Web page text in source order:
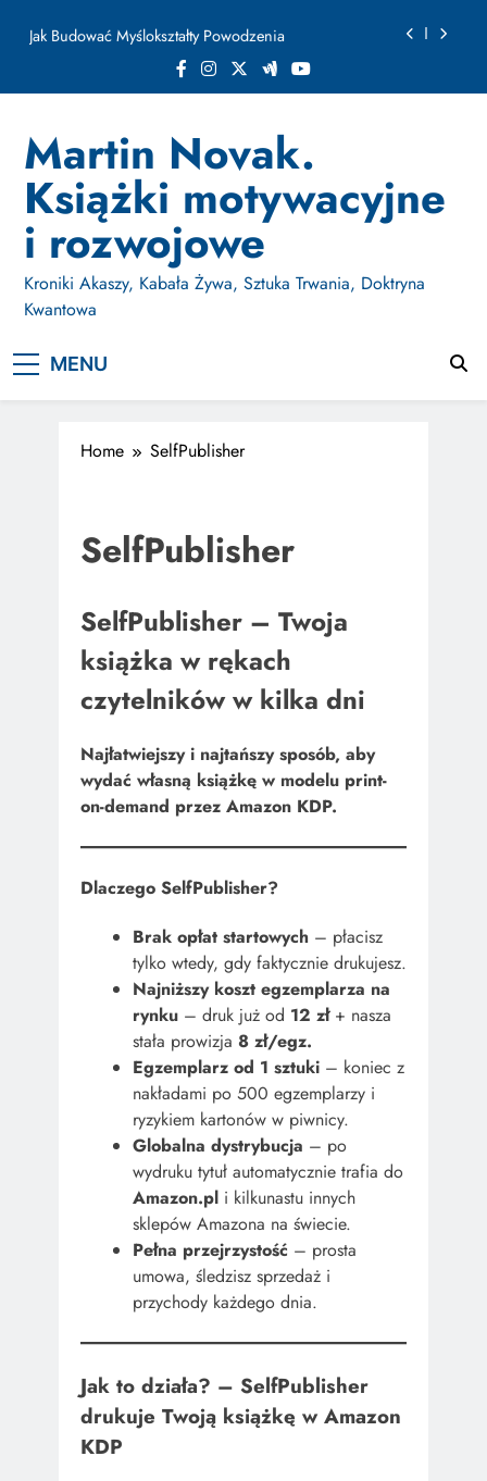
Jak Budować Myślokształty Powodzenia
Jak Projektować i Aktywować Myślokształty dla
Osiągania Celów w Codziennym Życiu
Dzień Osobliwości. Jak AI wymaże ludzkość w
ułamku sekundy
Jak Budować Myślokształty Powodzenia
Jak Projektować i Aktywować Myślokształty dla
Osiągania Celów w Codziennym Życiu
Martin Novak.
Książki motywacyjne
i rozwojowe
Kroniki Akaszy, Kabała Żywa, Sztuka Trwania, Doktryna
Kwantowa
MENU
Home SelfPublisher
SelfPublisher
SelfPublisher – Twoja
książka w rękach
czytelników w kilka dni
Najłatwiejszy i najtańszy sposób, aby
wydać własną książkę w modelu print-
on-demand przez Amazon KDP.
Dlaczego SelfPublisher?
Brak opłat startowych – płacisz
tylko wtedy, gdy faktycznie drukujesz.
Najniższy koszt egzemplarza na
rynku – druk już od 12 zł+ nasza
stała prowizja 8 zł/egz.
Egzemplarz od 1 sztuki – koniec z
nakładami po 500 egzemplarzy i
ryzykiem kartonów w piwnicy.
Globalna dystrybucja – po
wydruku tytuł automatycznie trafia do
Amazon.pl i kilkunastu innych
sklepów Amazona na świecie.
Pełna przejrzystość – prosta
umowa, śledzisz sprzedaż i
przychody każdego dnia.
Jak to działa? – SelfPublisher
drukuje Twoją książkę w Amazon
KDP